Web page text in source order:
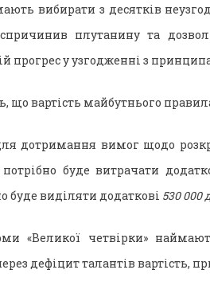
вибирати з десятків
плутанину та
прогрес у узгодженні з
що вартість майбутнього
дотримання вимог щодо
буде витрачати
буде виділяти додаткові 530 000
«Великої четвірки»
дефіцит талантів вартість,